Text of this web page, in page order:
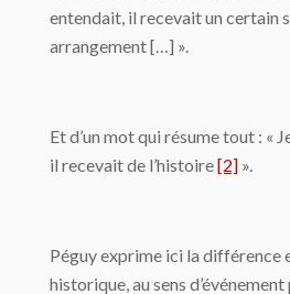
entendait, il recevait un certain
arrangement […] ».
Et d’un mot qui résume tout : «
il recevait de l’histoire[2] ».
Péguy exprime ici la différence
historique, au sens d’événement